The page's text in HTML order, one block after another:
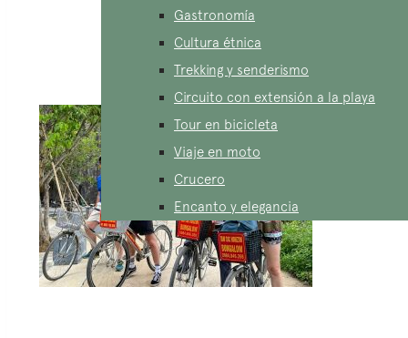
Gastronomía
Cultura étnica
Trekking y senderismo
Circuito con extensión a la playa
Tour en bicicleta
Viaje en moto
Crucero
Encanto y elegancia
acciones a evitar. Además, les proporciona
herramientas y materiales para concienciar a los
viajeros sobre la importancia del
responsable